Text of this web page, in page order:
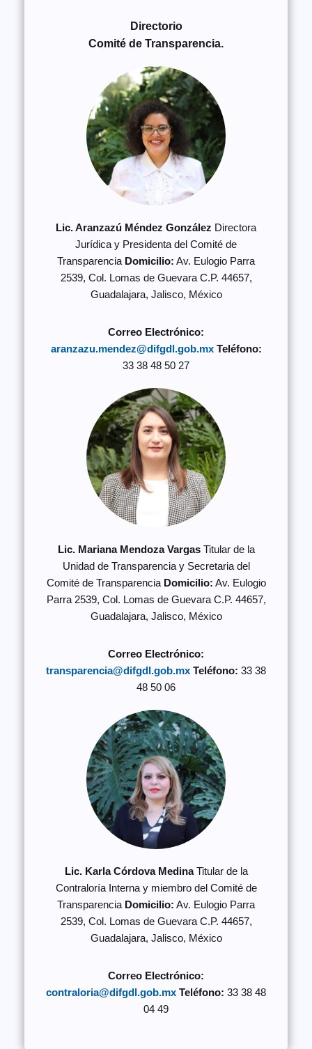
Directorio
Comité de Transparencia.
Lic. Aranzazú Méndez González Directora
Jurídica y Presidenta del Comité de
Transparencia Domicilio: Av. Eulogio Parra
2539, Col. Lomas de Guevara C.P. 44657,
Guadalajara, Jalisco, México
Correo Electrónico:
aranzazu.mendez@difgdl.gob.mx Teléfono:
33 38 48 50 27
Lic. Mariana Mendoza VargasTitular de la
Unidad de Transparencia y Secretaria del
Comité de Transparencia Domicilio: Av. Eulogio
Parra 2539, Col. Lomas de Guevara C.P. 44657,
Guadalajara, Jalisco, México
Correo Electrónico:
transparencia@difgdl.gob.mx Teléfono: 33 38
48 50 06
Lic. Karla Córdova MedinaTitular de la
Contraloría Interna y miembro del Comité de
Transparencia Domicilio: Av. Eulogio Parra
2539, Col. Lomas de Guevara C.P. 44657,
Guadalajara, Jalisco, México
Correo Electrónico:
contraloria@difgdl.gob.mx Teléfono: 33 38 48
04 49